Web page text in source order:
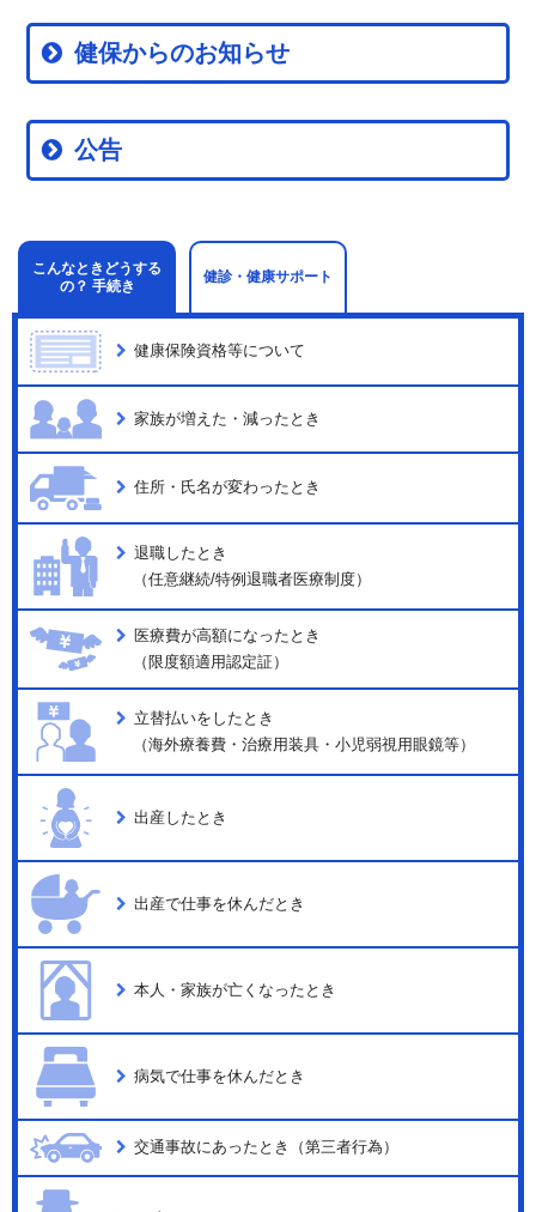
健保からのお知らせ
公告
こんなときどうする
の？ 手続き
健診・健康サポート
健康保険資格等について
家族が増えた・減ったとき
住所・氏名が変わったとき
退職したとき
（任意継続/特例退職者医療制度）
医療費が高額になったとき
（限度額適用認定証）
立替払いをしたとき
（海外療養費・治療用装具・小児弱視用眼鏡等）
出産したとき
出産で仕事を休んだとき
本人・家族が亡くなったとき
病気で仕事を休んだとき
交通事故にあったとき（第三者行為）